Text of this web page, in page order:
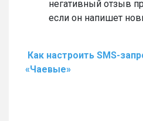
негативный отзыв
если он напишет
Как настроить SMS-
«Чаевые»